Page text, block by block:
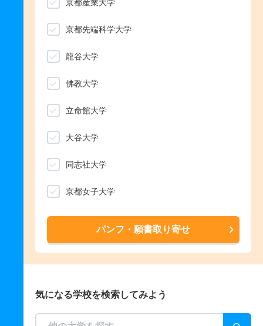
京都産業大学
京都先端科学大学
龍谷大学
佛教大学
立命館大学
大谷大学
同志社大学
京都女子大学
パンフ・願書取り寄せ
気になる学校を検索してみよう